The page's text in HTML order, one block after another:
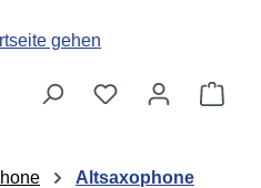
Altsaxophone